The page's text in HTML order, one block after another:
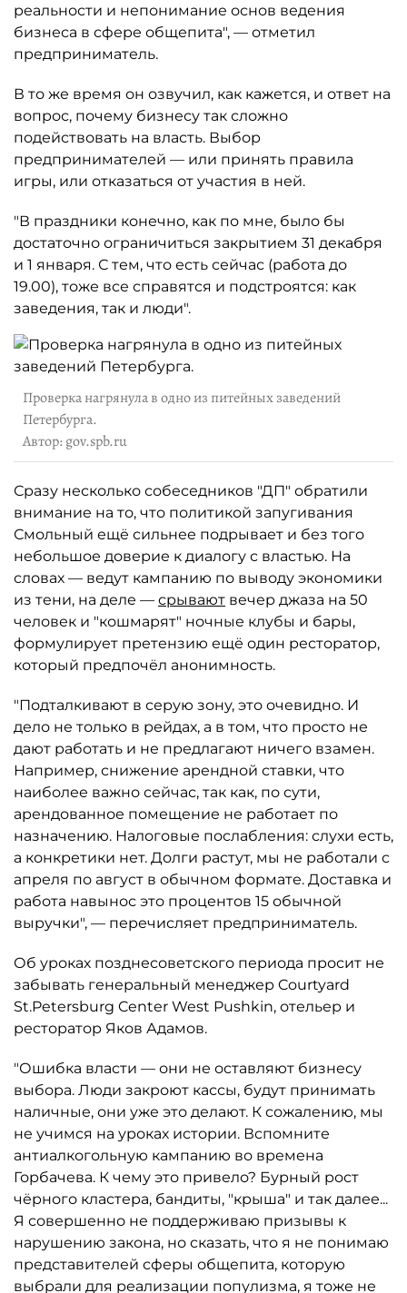
реальности и непонимание основ ведения
бизнеса в сфере общепита", — отметил
предприниматель.
В то же время он озвучил, как кажется, и ответ на
вопрос, почему бизнесу так сложно
подействовать на власть. Выбор
предпринимателей — или принять правила
игры, или отказаться от участия в ней.
"В праздники конечно, как по мне, было бы
достаточно ограничиться закрытием 31 декабря
и 1 января. С тем, что есть сейчас (работа до
19.00), тоже все справятся и подстроятся: как
заведения, так и люди".
Проверка нагрянула в одно из питейных заведений
Петербурга.
Автор: gov.spb.ru
Сразу несколько собеседников "ДП" обратили
внимание на то, что политикой запугивания
Смольный ещё сильнее подрывает и без того
небольшое доверие к диалогу с властью. На
словах — ведут кампанию по выводу экономики
из тени, на деле — срывают вечер джаза на 50
человек и "кошмарят" ночные клубы и бары,
формулирует претензию ещё один ресторатор,
который предпочёл анонимность.
"Подталкивают в серую зону, это очевидно. И
дело не только в рейдах, а в том, что просто не
дают работать и не предлагают ничего взамен.
Например, снижение арендной ставки, что
наиболее важно сейчас, так как, по сути,
арендованное помещение не работает по
назначению. Налоговые послабления: слухи есть,
а конкретики нет. Долги растут, мы не работали с
апреля по август в обычном формате. Доставка и
работа навынос это процентов 15 обычной
выручки", — перечисляет предприниматель.
Об уроках позднесоветского периода просит не
забывать генеральный менеджер Courtyard
St.Petersburg Center West Pushkin, отельер и
ресторатор Яков Адамов.
"Ошибка власти — они не оставляют бизнесу
выбора. Люди закроют кассы, будут принимать
наличные, они уже это делают. К сожалению, мы
не учимся на уроках истории. Вспомните
антиалкогольную кампанию во времена
Горбачева. К чему это привело? Бурный рост
чёрного кластера, бандиты, "крыша" и так далее...
Я совершенно не поддерживаю призывы к
нарушению закона, но сказать, что я не понимаю
представителей сферы общепита, которую
выбрали для реализации популизма, я тоже не